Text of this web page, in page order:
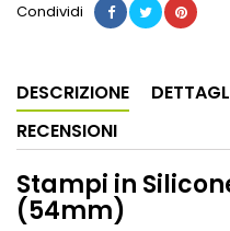
Condividi
DESCRIZIONE
RECENSIONI
Stampi in
(54mm)